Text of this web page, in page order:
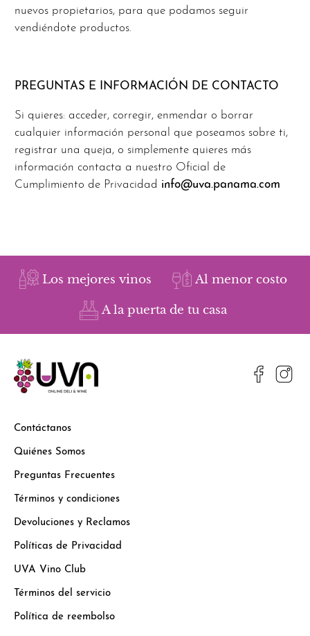
nuevos propietarios, para que podamos seguir
vendiéndote productos.
PREGUNTAS E INFORMACIÓN DE CONTACTO
Si quieres: acceder, corregir, enmendar o borrar
cualquier información personal que poseamos sobre ti,
registrar una queja, o simplemente quieres más
información contacta a nuestro Oficial de
Cumplimiento de Privacidad info@uva.panama.com
Los mejores vinos Al menor costo
A la puerta de tu casa
Contáctanos
Quiénes Somos
Preguntas Frecuentes
Términos y condiciones
Devoluciones y Reclamos
Políticas de Privacidad
UVA Vino Club
Términos del servicio
Política de reembolso